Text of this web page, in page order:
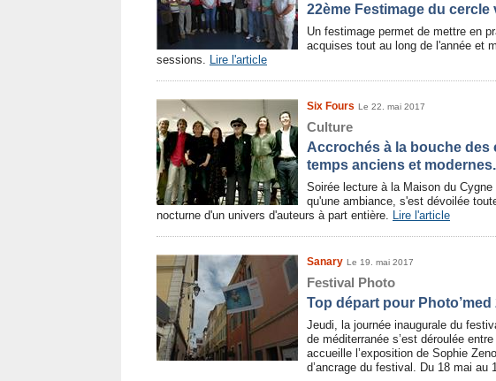
22ème Festimage du cercle
Un festimage permet de mettre en
acquises tout au long de l'année et
sessions. Lire l'article
Six Fours Le 22. mai 2017
Culture
Accrochés à la bouche des
temps anciens et
Soirée lecture à la Maison du Cygne
qu'une ambiance, s'est dévoilée
nocturne d'un univers d'auteurs à part entière. Lire l'article
Sanary Le 19. mai 2017
Festival Photo
Top départ pour Photo’med
Jeudi, la journée inaugurale du
de méditerranée s’est déroulée
accueille l’exposition de Sophie
d’ancrage du festival. Du 18 mai au